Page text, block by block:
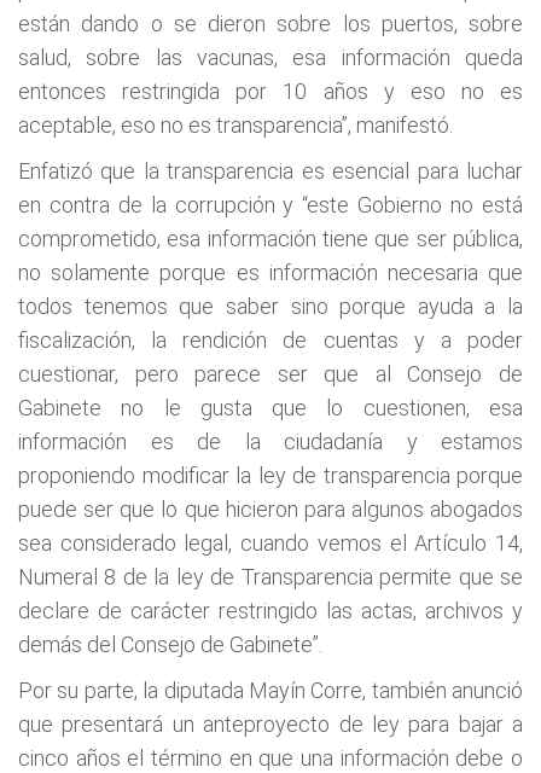
están dando o se dieron sobre los puertos, sobre
salud, sobre las vacunas, esa información queda
entonces restringida por 10 años y eso no es
aceptable, eso no es transparencia”, manifestó.
Enfatizó que la transparencia es esencial para luchar
en contra de la corrupción y “este Gobierno no está
comprometido, esa información tiene que ser pública,
no solamente porque es información necesaria que
todos tenemos que saber sino porque ayuda a la
fiscalización, la rendición de cuentas y a poder
cuestionar, pero parece ser que al Consejo de
Gabinete no le gusta que lo cuestionen, esa
información es de la ciudadanía y estamos
proponiendo modificar la ley de transparencia porque
puede ser que lo que hicieron para algunos abogados
sea considerado legal, cuando vemos el Artículo 14,
Numeral 8 de la ley de Transparencia permite que se
declare de carácter restringido las actas, archivos y
demás del Consejo de Gabinete”.
Por su parte, la diputada Mayín Corre, también anunció
que presentará un anteproyecto de ley para bajar a
cinco años el término en que una información debe o